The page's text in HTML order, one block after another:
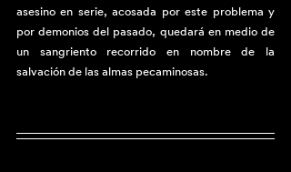
asesino en serie, acosada por este problema y
por demonios del pasado, quedará en medio de
un sangriento recorrido en nombre de la
salvación de las almas pecaminosas.